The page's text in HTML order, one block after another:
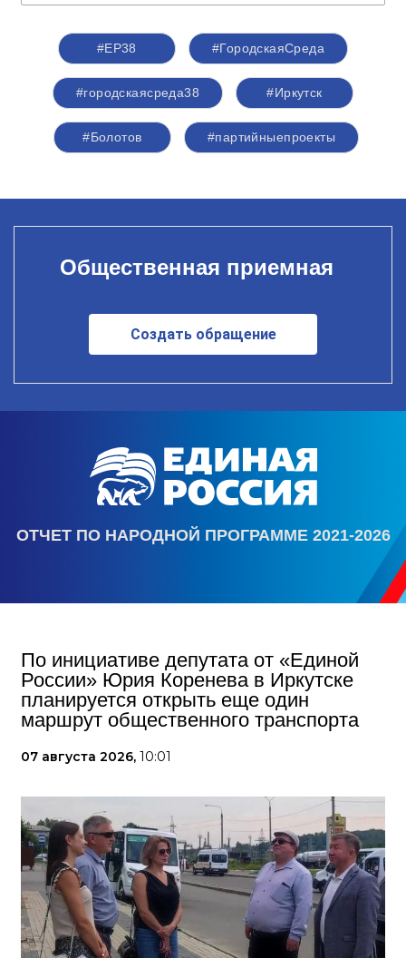
#ЕР38 #ГородскаяСреда
#городскаясреда38 #Иркутск
#Болотов #партийныепроекты
Общественная приемная
Создать обращение
ОТЧЕТ ПО НАРОДНОЙ ПРОГРАММЕ 2021-2026
По инициативе депутата от «Единой
России» Юрия Коренева в Иркутске
планируется открыть еще один
маршрут общественного транспорта
07 августа 2026, 10:01